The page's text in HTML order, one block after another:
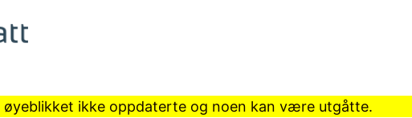
øyeblikket ikke oppdaterte og noen kan være utgåtte.